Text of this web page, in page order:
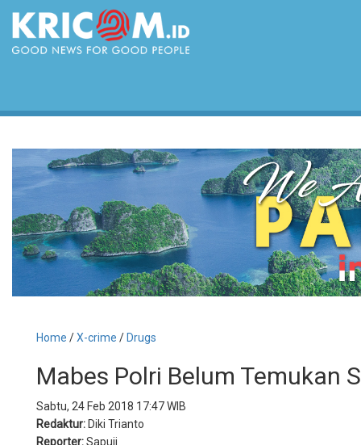
Home /X-crime / Drugs
Mabes Polri Belum Temukan
Sabtu, 24 Feb 2018 17:47 WIB
Redaktur: Diki Trianto
Reporter:Sapuji